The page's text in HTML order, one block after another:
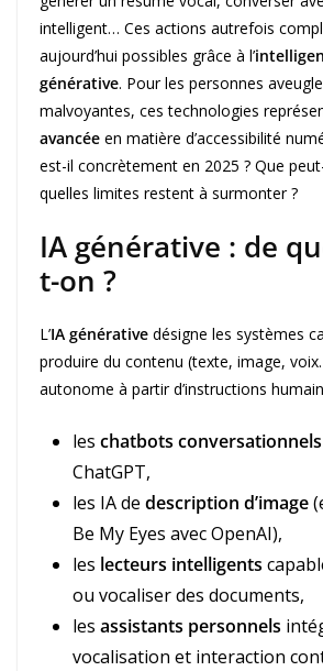
intelligent… Ces actions autrefois
aujourd’hui possibles grâce à l’
générative. Pour les personnes
malvoyantes, ces technologies
avancée en matière d’accessibilité
est-il concrètement en 2025 ? Que
quelles limites restent à surmonter ?
IA générative : de
t-on ?
L’IA générative désigne les systèmes
produire du contenu (texte, image,
autonome à partir d’instructions
les chatbots conversationnels
ChatGPT,
les IA de description d’image
Be My Eyes avec OpenAI),
les lecteurs intelligents
ou vocaliser des documents,
les assistants personnels
vocalisation et interaction